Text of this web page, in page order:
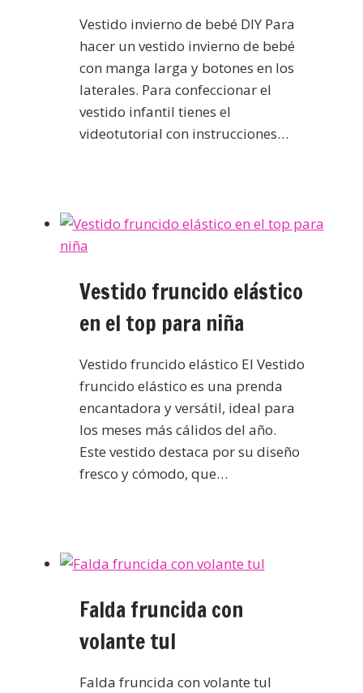
Vestido invierno de bebé DIY Para
hacer un vestido invierno de bebé
con manga larga y botones en los
laterales. Para confeccionar el
vestido infantil tienes el
videotutorial con instrucciones…
Vestido fruncido elástico
en el top para niña
Vestido fruncido elástico El Vestido
fruncido elástico es una prenda
encantadora y versátil, ideal para
los meses más cálidos del año.
Este vestido destaca por su diseño
fresco y cómodo, que…
Falda fruncida con
volante tul
Falda fruncida con volante tul